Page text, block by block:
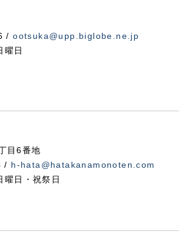
/ootsuka@upp.biglobe.ne.jp
曜日
目6番地
/ h-hata@hatakanamonoten.com
日・祝祭日